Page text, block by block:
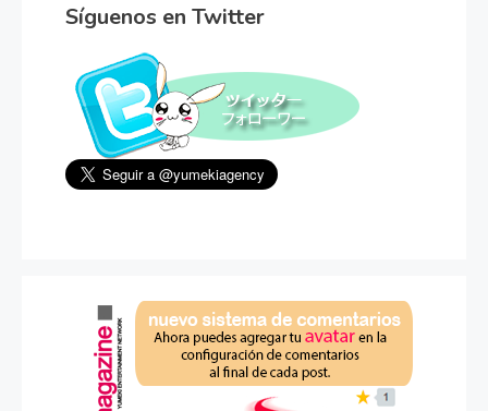
Síguenos en Twitter